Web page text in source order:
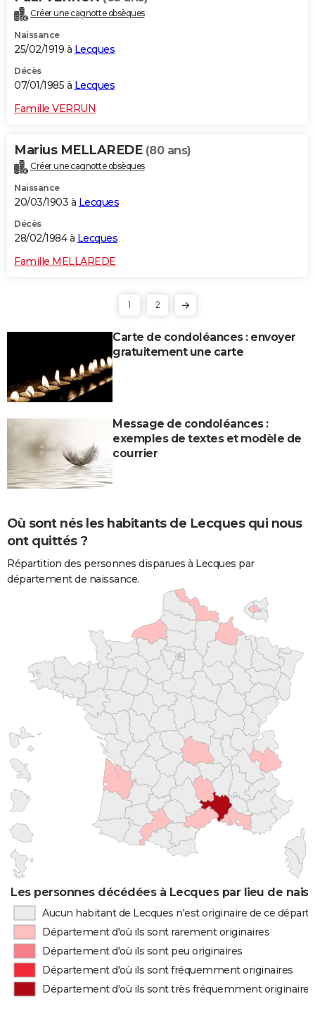
Créer une cagnotte obsèques
Naissance
25/02/1919 à Lecques
Décès
07/01/1985 à Lecques
Famille VERRUN
Marius MELLAREDE (80 ans)
Créer une cagnotte obsèques
Naissance
20/03/1903 à Lecques
Décès
28/02/1984 à Lecques
Famille MELLAREDE
1 2
Carte de condoléances : envoyer
gratuitement une carte
Message de condoléances :
exemples de textes et modèle de
courrier
Où sont nés les habitants de Lecques qui nous
ont quittés ?
Répartition des personnes disparues à Lecques par
département de naissance.
Les personnes décédées à Lecques par lieu de
Aucun habitant de Lecques n'est originaire de ce
Département d'où ils sont rarement originaires
Département d'où ils sont peu originaires
Département d'où ils sont fréquemment originaires
Département d'où ils sont très fréquemment originaires